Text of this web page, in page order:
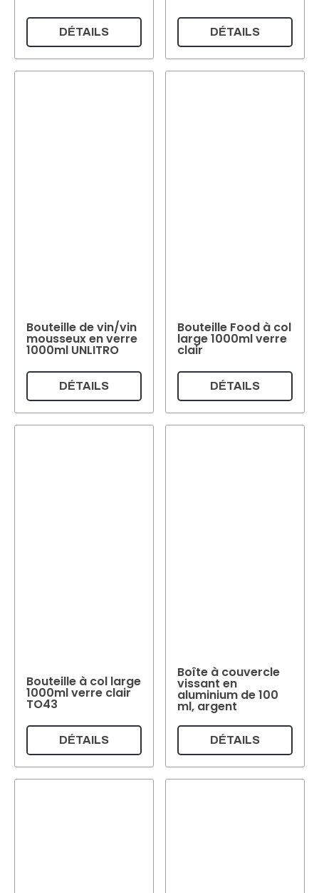
DÉTAILS DÉTAILS
Bouteille de vin/vin
mousseux en verre
1000ml UNLITRO
DÉTAILS
Bouteille Food à col
large 1000ml verre
clair
DÉTAILS
Bouteille à col large
1000ml verre clair
TO43
DÉTAILS
Boîte à couvercle
vissant en
aluminium de 100
ml, argent
DÉTAILS